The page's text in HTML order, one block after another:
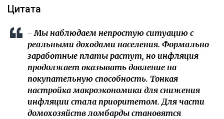
Цитата
- Мы наблюдаем непростую ситуацию с
реальными доходами населения. Формально
заработные платы растут, но инфляция
продолжает оказывать давление на
покупательную способность. Тонкая
настройка макроэкономики для снижения
инфляции стала приоритетом. Для части
домохозяйств ломбарды становятся